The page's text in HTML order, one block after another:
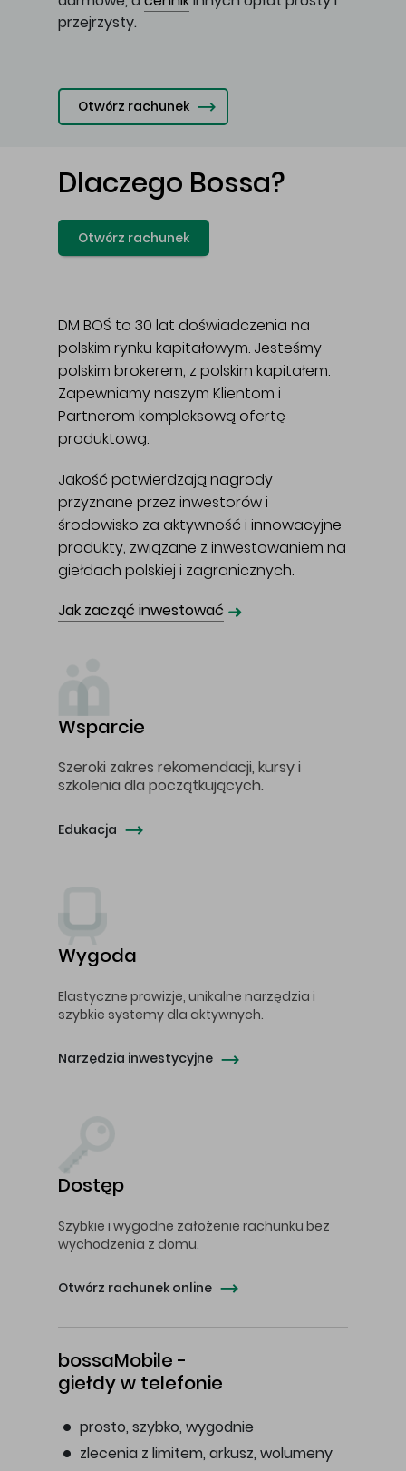
przejrzysty.
Otwórz rachunek
Dlaczego Bossa?
Otwórz rachunek
DM BOŚ to 30 lat doświadczenia na
polskim rynku kapitałowym. Jesteśmy
polskim brokerem, z polskim kapitałem.
Zapewniamy naszym Klientom i
Partnerom kompleksową ofertę
produktową.
Jakość potwierdzają nagrody
przyznane przez inwestorów i
środowisko za aktywność i innowacyjne
produkty, związane z inwestowaniem na
giełdach polskiej i zagranicznych.
Jak zacząć inwestować ➜
Wsparcie
Szeroki zakres rekomendacji, kursy i
szkolenia dla początkujących.
Edukacja
Wygoda
Elastyczne prowizje, unikalne narzędzia i
szybkie systemy dla aktywnych.
Narzędzia inwestycyjne
Dostęp
Szybkie i wygodne założenie rachunku bez
wychodzenia z domu.
Otwórz rachunek online
bossaMobile -
giełdy w telefonie
prosto, szybko, wygodnie
zlecenia z limitem, arkusz, wolumeny